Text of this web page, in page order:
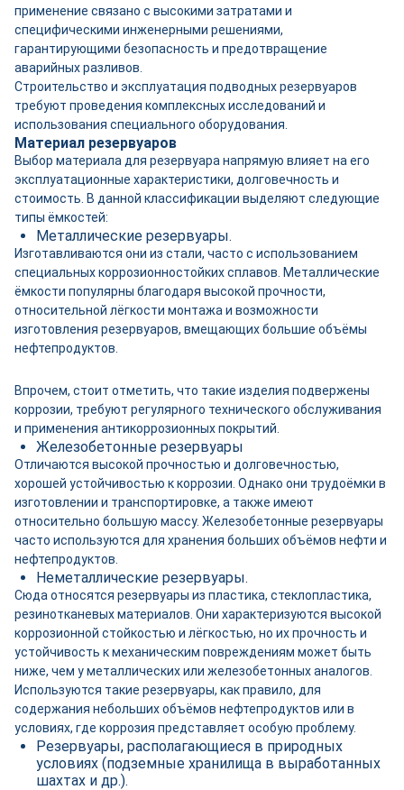
применение связано с высокими затратами и
специфическими инженерными решениями,
гарантирующими безопасность и предотвращение
аварийных разливов.
Строительство и эксплуатация подводных резервуаров
требуют проведения комплексных исследований и
использования специального оборудования.
Материал резервуаров
Выбор материала для резервуара напрямую влияет на его
эксплуатационные характеристики, долговечность и
стоимость. В данной классификации выделяют следующие
типы ёмкостей:
Металлические резервуары.
Изготавливаются они из стали, часто с использованием
специальных коррозионностойких сплавов. Металлические
ёмкости популярны благодаря высокой прочности,
относительной лёгкости монтажа и возможности
изготовления резервуаров, вмещающих большие объёмы
нефтепродуктов.
Впрочем, стоит отметить, что такие изделия подвержены
коррозии, требуют регулярного технического обслуживания
и применения антикоррозионных покрытий.
Железобетонные резервуары
Отличаются высокой прочностью и долговечностью,
хорошей устойчивостью к коррозии. Однако они трудоёмки в
изготовлении и транспортировке, а также имеют
относительно большую массу. Железобетонные резервуары
часто используются для хранения больших объёмов нефти и
нефтепродуктов.
Неметаллические резервуары.
Сюда относятся резервуары из пластика, стеклопластика,
резинотканевых материалов. Они характеризуются высокой
коррозионной стойкостью и лёгкостью, но их прочность и
устойчивость к механическим повреждениям может быть
ниже, чем у металлических или железобетонных аналогов.
Используются такие резервуары, как правило, для
содержания небольших объёмов нефтепродуктов или в
условиях, где коррозия представляет особую проблему.
Резервуары, располагающиеся в природных
условиях (подземные хранилища в выработанных
шахтах и др.).